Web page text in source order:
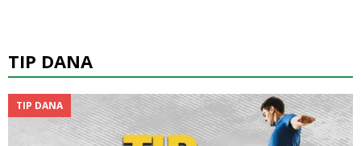
TIP DANA
TIP DANA